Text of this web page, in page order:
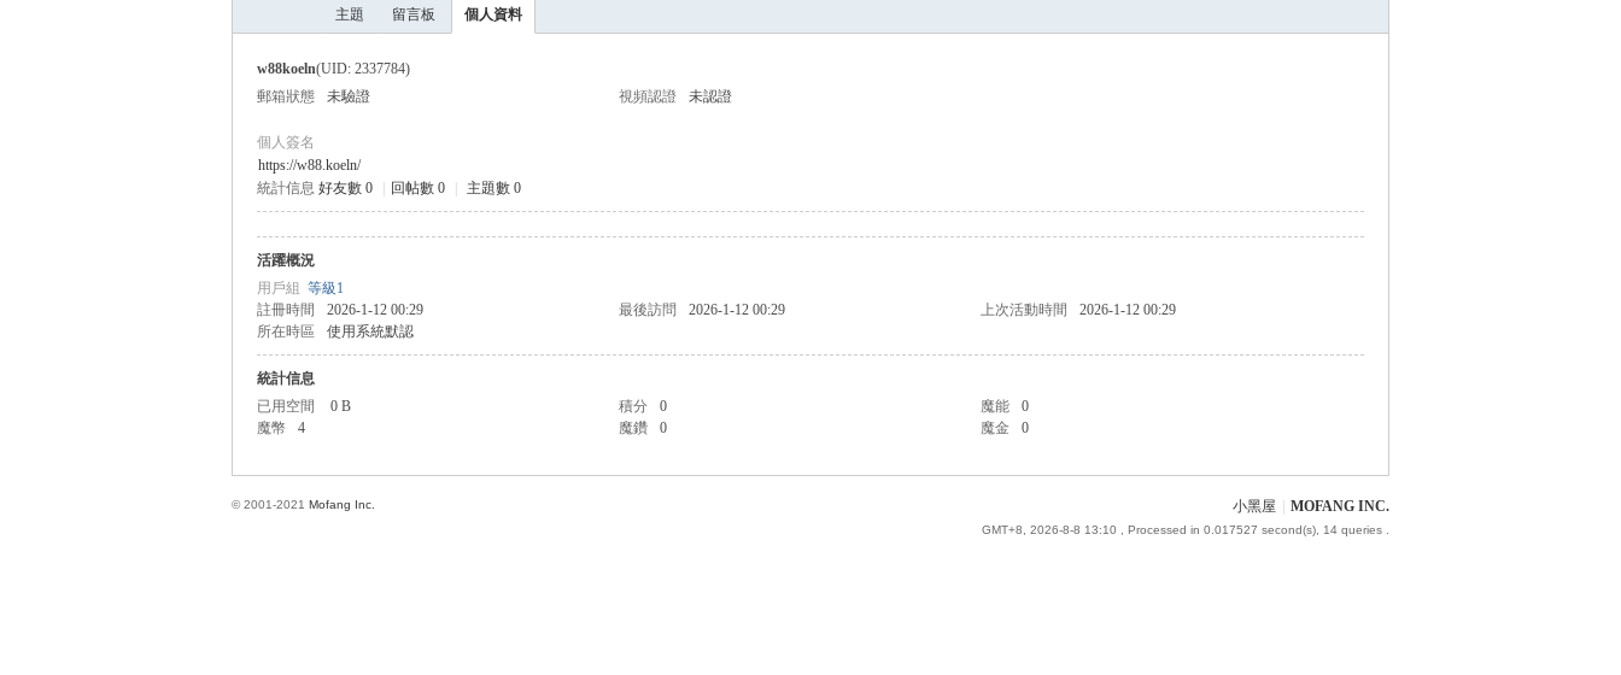
主題 留言板 個人資料
w88koeln(UID: 2337784)
郵箱狀態
未驗證 視頻認證 未認證
個人簽名
https://w88.koeln/
統計信息 好友數 0 回帖數 0 主題數 0
活躍概況
用戶組 等級1
註冊時間
2026-1-12 00:29 最後訪問 2026-1-12 00:29 上次活動時間
2026-1-12 00:29
所在時區
使用系統默認
統計信息
已用空間
0 B 積分 0 魔能
0
魔幣
4 魔鑽 0 魔金 0
小黑屋 MOFANG INC.
GMT+8, 2026-8-8 13:10 , Processed in 0.017527 second(s), 14 queries .
© 2001-2021 Mofang Inc.